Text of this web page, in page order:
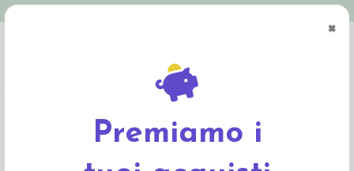
×
Premiamo i
Babywash Corpo e Capelli - tubo da 200ml